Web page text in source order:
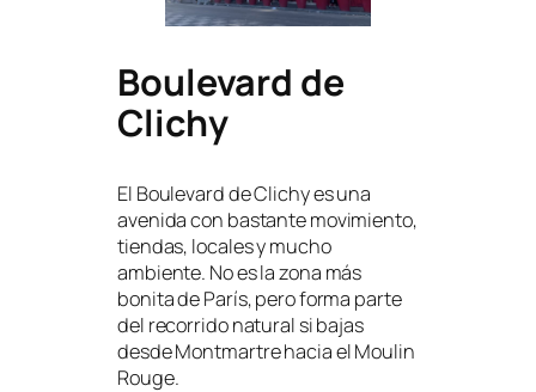
Boulevard de
Clichy
El Boulevard de Clichy es una
avenida con bastante movimiento,
tiendas, locales y mucho
ambiente. No es la zona más
bonita de París, pero forma parte
del recorrido natural si bajas
desde Montmartre hacia el Moulin
Rouge.